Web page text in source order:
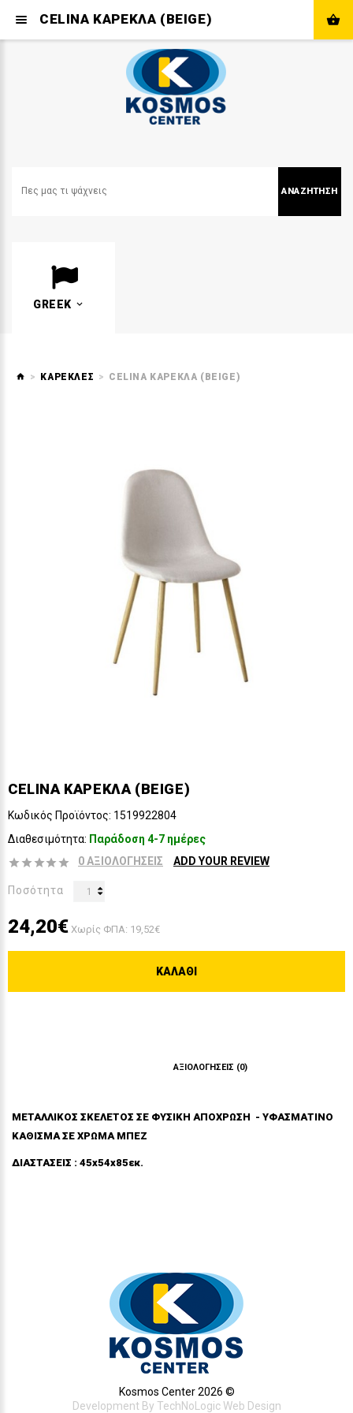
ΑΝΑΖΉΤΗΣΗ
GREEK
ΚΑΡΕΚΛΕΣ CELINA ΚΑΡΕΚΛΑ (BEIGE)
CELINA ΚΑΡΕΚΛΑ (BEIGE)
Κωδικός Προϊόντος: 1519922804
Διαθεσιμότητα: Παράδοση 4-7 ημέρες
0 ΑΞΙΟΛΟΓΉΣΕΙΣ
ADD YOUR REVIEW
Ποσότητα
24,20€ Χωρίς ΦΠΑ: 19,52€
ΚΑΛΆΘΙ
ΑΞΙΟΛΟΓΉΣΕΙΣ (0)
ΜΕΤΑΛΛΙΚΟΣ ΣΚΕΛΕΤΟΣ ΣΕ ΦΥΣΙΚΗ ΑΠΟΧΡΩΣΗ - ΥΦΑΣΜΑΤΙΝΟ
ΚΑΘΙΣΜΑ ΣΕ ΧΡΩΜΑ ΜΠΕΖ
ΔΙΑΣΤΑΣΕΙΣ : 45x54x85εκ.
Kosmos Center 2026 ©
Development By TechNoLogic Web Design
CELINA ΚΑΡΕΚΛΑ (BEIGE)